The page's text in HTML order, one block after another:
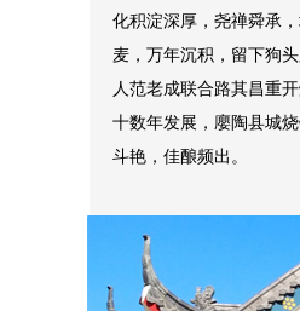
化积淀深厚，尧禅舜承
麦，万年沉积，留下狗
人范老成联合路其昌重
十数年发展，廮陶县城
斗艳，佳酿频出。